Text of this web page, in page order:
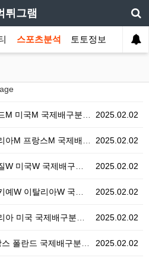
튀그램
스포츠분석 토토정보
2025.02.02
미국M 국제배구분석 …
2025.02.02
프랑스M 국제배구분…
2025.02.02
국W 국제배구분석 …
2025.02.02
이탈리아W 국제배구…
2025.02.02
국 국제배구분석 스…
2025.02.02
란드 국제배구분석 …